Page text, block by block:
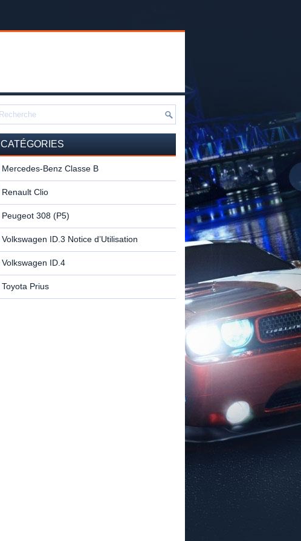
CATÉGORIES
Mercedes-Benz Classe B
Renault Clio
Peugeot 308 (P5)
Volkswagen ID.3 Notice d’Utilisation
Volkswagen ID.4
Toyota Prius